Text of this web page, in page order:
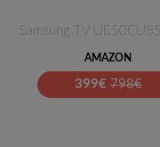
AMAZON
399€ 798€